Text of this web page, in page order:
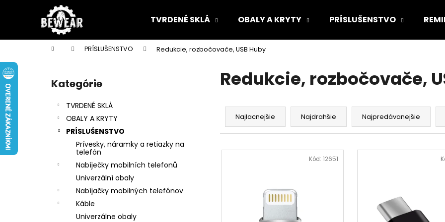
TVRDENÉ SKLÁ OBALY A KRYTY PRÍSLUŠENSTVO
Domov PRÍSLUŠENSTVO Redukcie, rozbočovače, USB Huby
Preskočiť
kategórie
Kategórie
TVRDENÉ SKLÁ
OBALY A KRYTY
PRÍSLUŠENSTVO
Prívesky, náramky a retiazky na
telefón
Nabíječky mobilních telefonů
Univerzální obaly
Nabíjačky mobilných telefónov
Káble
Univerzálne obaly
Redukcie, rozbočovače,
R
d
Najlacnejšie Najdrahšie Najpredávanejšie
V
Kód:12651
í
Späť
do
Späť
do
Čo potrebujete nájsť?
Odporúčame